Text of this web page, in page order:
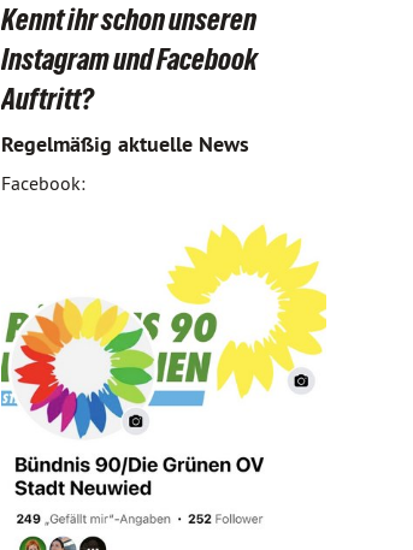
Kennt ihr schon unseren
Instagram und Facebook
Auftritt?
Regelmäßig aktuelle News
Facebook: